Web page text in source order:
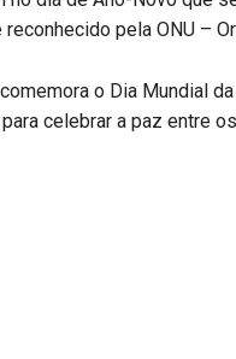
pela ONU –
o Dia Mundial
celebrar a paz entre